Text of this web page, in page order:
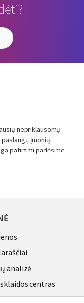
nepriklausomų
įmonių
patirtimi padėsime
analizė
centras